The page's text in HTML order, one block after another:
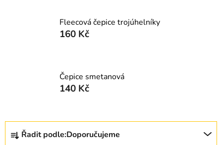
Fleecová čepice trojúhelníky
160 Kč
Čepice smetanová
140 Kč
Ř
Řadit podle:Doporučujeme